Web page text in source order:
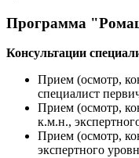
Программа
Консультации
Прием (осмотр,
специалист
Прием (осмотр,
к.м.н.,
Прием (осмотр,
экспертного